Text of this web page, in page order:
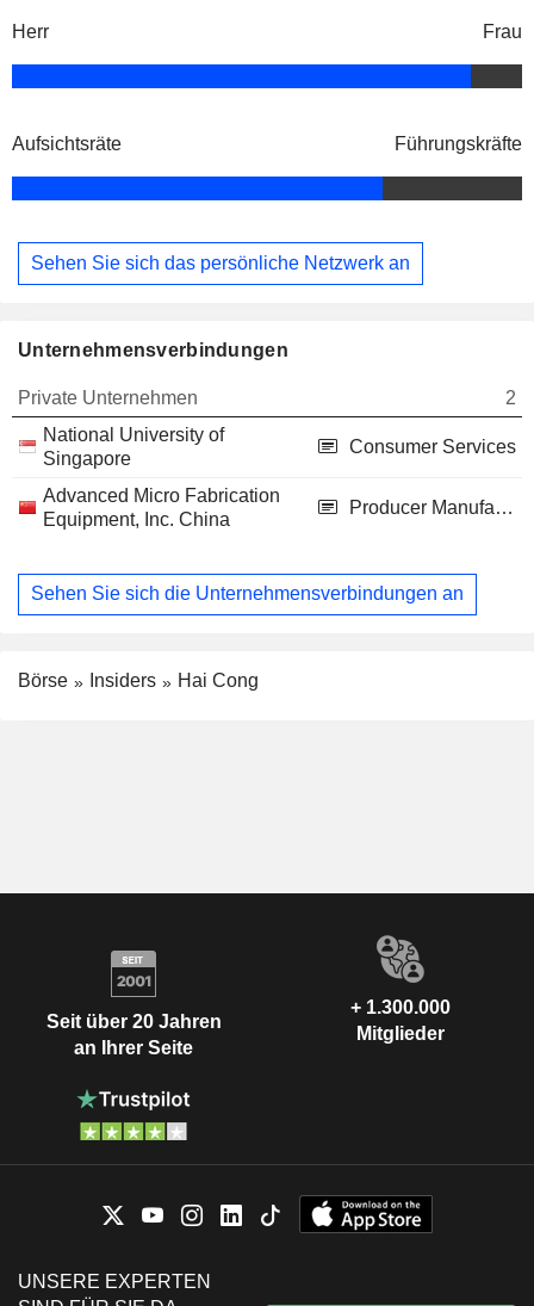
Herr Frau
Aufsichtsräte Führungskräfte
Sehen Sie sich das persönliche Netzwerk an
Unternehmensverbindungen
Private Unternehmen
2
National University of
Singapore
Consumer Services
Advanced Micro Fabrication
Equipment, Inc. China
Producer Manufacturing
Sehen Sie sich die Unternehmensverbindungen an
Börse Insiders Hai Cong
Seit über 20 Jahren
an Ihrer Seite
+ 1.300.000
Mitglieder
UNSERE EXPERTEN